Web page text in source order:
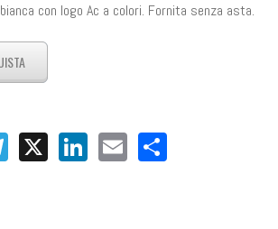
con logo Ac a colori. Fornita senza asta.
Telegram
X LinkedIn
Email